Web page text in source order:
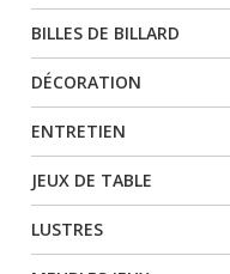
BILLES DE BILLARD
DÉCORATION
ENTRETIEN
JEUX DE TABLE
LUSTRES